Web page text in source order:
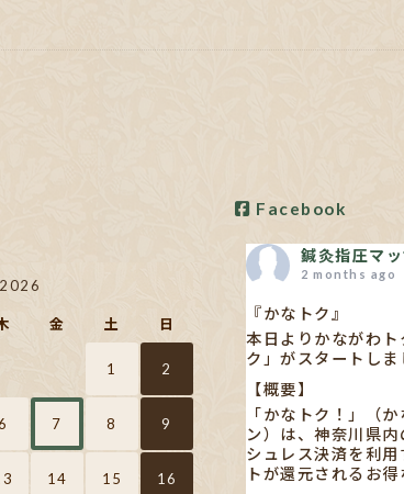
金 土 日
1 2
7 8 9
14 15 16
Facebook
鍼灸指圧マ
2 months ago
『かなトク』
本日よりかながわ
ク」がスタートしま
【概要】
「かなトク！」（
ン）は、神奈川県
シュレス決済を利
トが還元されるお得